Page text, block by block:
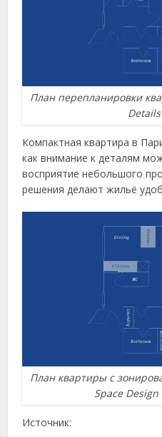
План перепланировки
Компактная квартира в
как внимание к деталям
восприятие небольшого
решения делают жильё
План квартиры с
Space
Источник: